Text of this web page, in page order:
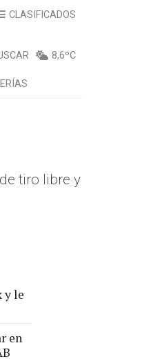
CLASIFICADOS
8,6ºC
tiro libre y
y le
en